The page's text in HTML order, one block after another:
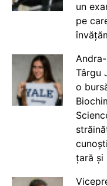
un
pe
Târgu
o
țară și